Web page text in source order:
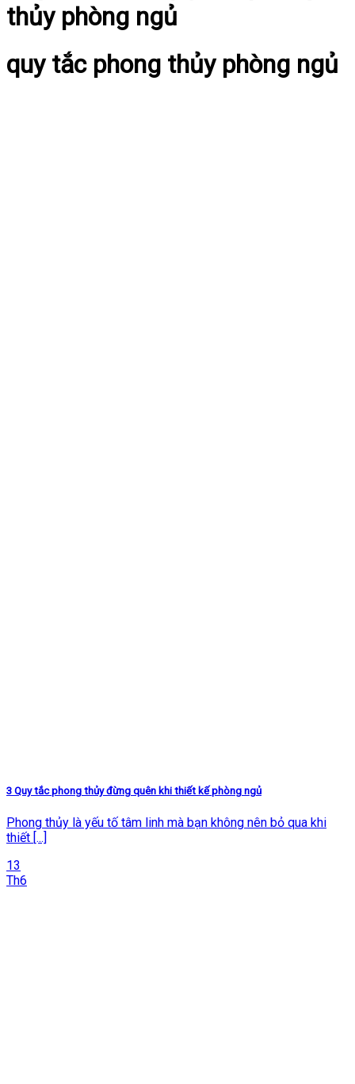
thủy phòng ngủ
quy tắc phong thủy phòng ngủ
3 Quy tắc phong thủy đừng quên khi thiết kế phòng ngủ
Phong thủy là yếu tố tâm linh mà bạn không nên bỏ qua khi
thiết [...]
13
Th6